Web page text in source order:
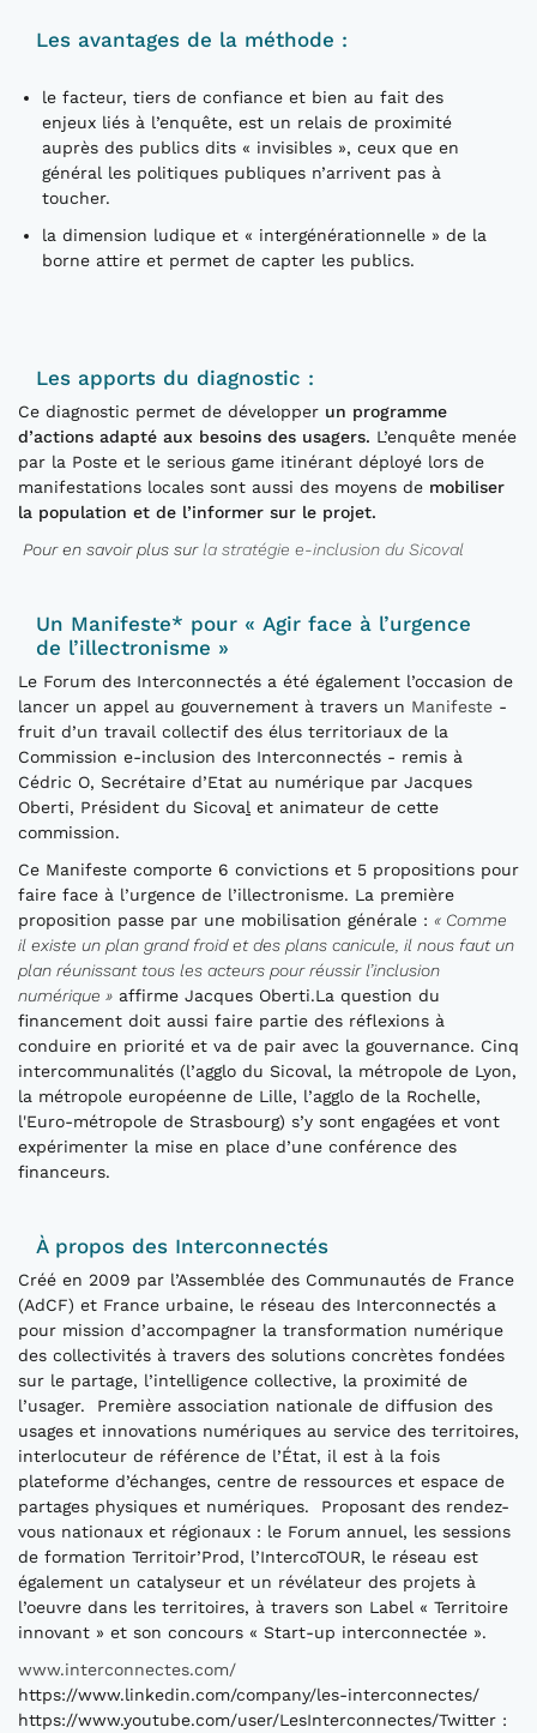
Les avantages de la méthode :
le facteur, tiers de confiance et bien au fait des
enjeux liés à l’enquête, est un relais de proximité
auprès des publics dits « invisibles », ceux que en
général les politiques publiques n’arrivent pas à
toucher.
la dimension ludique et « intergénérationnelle » de la
borne attire et permet de capter les publics.
Les apports du diagnostic :
Ce diagnostic permet de développer un programme
d’actions adapté aux besoins des usagers. L’enquête menée
par la Poste et le serious game itinérant déployé lors de
manifestations locales sont aussi des moyens de mobiliser
la population et de l’informer sur le projet.
Pour en savoir plus surla stratégie e-inclusion du Sicoval
Un Manifeste* pour « Agir face à l’urgence
de l’illectronisme »
Le Forum des Interconnectés a été également l’occasion de
lancer un appel au gouvernement à travers un Manifeste -
fruit d’un travail collectif des élus territoriaux de la
Commission e-inclusion des Interconnectés - remis à
Cédric O, Secrétaire d’Etat au numérique par Jacques
Oberti, Président du Sicoval et animateur de cette
commission.
Ce Manifeste comporte 6 convictions et 5 propositions pour
faire face à l’urgence de l’illectronisme. La première
proposition passe par une mobilisation générale : « Comme
il existe un plan grand froid et des plans canicule, il nous faut un
plan réunissant tous les acteurs pour réussir l’inclusion
numérique » affirme Jacques Oberti.La question du
financement doit aussi faire partie des réflexions à
conduire en priorité et va de pair avec la gouvernance. Cinq
intercommunalités (l’agglo du Sicoval, la métropole de Lyon,
la métropole européenne de Lille, l’agglo de la Rochelle,
l'Euro-métropole de Strasbourg) s’y sont engagées et vont
expérimenter la mise en place d’une conférence des
financeurs.
À propos des Interconnectés
Créé en 2009 par l’Assemblée des Communautés de France
(AdCF) et France urbaine, le réseau des Interconnectés a
pour mission d’accompagner la transformation numérique
des collectivités à travers des solutions concrètes fondées
sur le partage, l’intelligence collective, la proximité de
l’usager. Première association nationale de diffusion des
usages et innovations numériques au service des territoires,
interlocuteur de référence de l’État, il est à la fois
plateforme d’échanges, centre de ressources et espace de
partages physiques et numériques. Proposant des rendez-
vous nationaux et régionaux : le Forum annuel, les sessions
de formation Territoir’Prod, l’IntercoTOUR, le réseau est
également un catalyseur et un révélateur des projets à
l’oeuvre dans les territoires, à travers son Label « Territoire
innovant » et son concours « Start-up interconnectée ».
www.interconnectes.com/
https://www.linkedin.com/company/les-interconnectes/
https://www.youtube.com/user/LesInterconnectes/Twitter :